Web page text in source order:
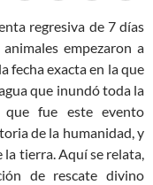
regresiva de 7 días
empezaron a
fecha exacta en la que
que inundó toda la
fue este evento
de la humanidad, y
tierra. Aquí se relata,
de rescate divino